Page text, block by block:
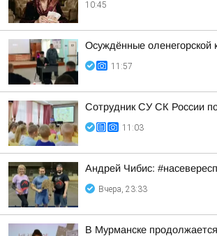
10:45
Осуждённые оленегорской
11:57
Сотрудник СУ СК России
11:03
Андрей Чибис:
Вчера, 23:33
В Мурманске